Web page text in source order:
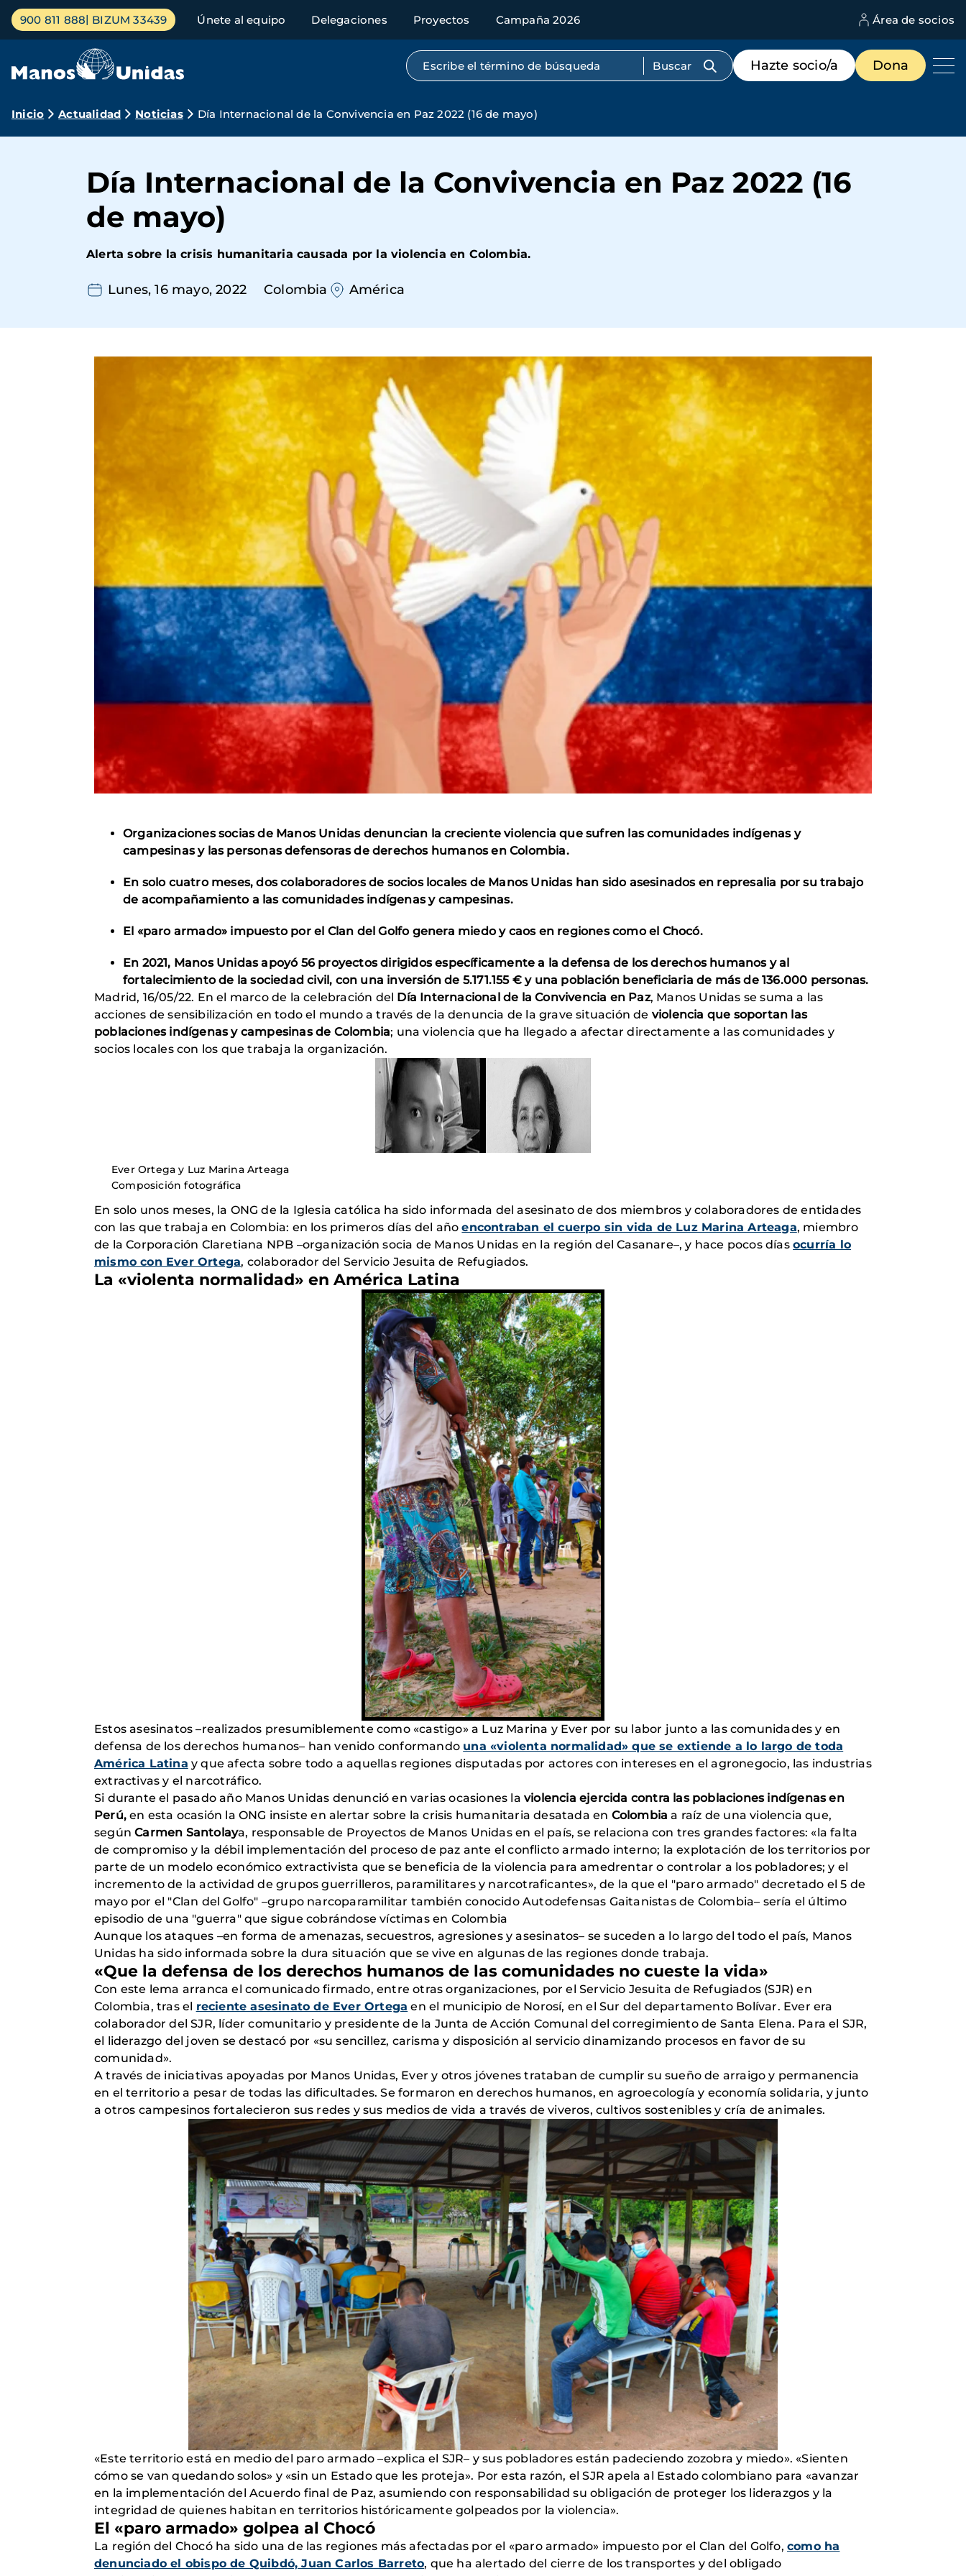
Pasar
contenido
Menú
principal
900 811 888 BIZUM 33439 Únete al equipo Delegaciones Proyectos Campaña 2026 Área de socios
Búsqueda por texto completo
Menú
de
destacados
Hazte socio/a Dona
Ruta
navegación
Inicio Actualidad Noticias Día Internacional de la Convivencia en Paz 2022 (16 de mayo)
Día Internacional de la Convivencia en Paz 2022 (16
de mayo)
Alerta sobre la crisis humanitaria causada por la violencia en Colombia.
Lunes, 16 mayo, 2022 Colombia América
Organizaciones socias de Manos Unidas denuncian la creciente violencia que sufren las comunidades indígenas y
campesinas y las personas defensoras de derechos humanos en Colombia.
En solo cuatro meses, dos colaboradores de socios locales de Manos Unidas han sido asesinados en represalia por su trabajo
de acompañamiento a las comunidades indígenas y campesinas.
El «paro armado» impuesto por el Clan del Golfo genera miedo y caos en regiones como el Chocó.
En 2021, Manos Unidas apoyó 56 proyectos dirigidos específicamente a la defensa de los derechos humanos y al
fortalecimiento de la sociedad civil, con una inversión de 5.171.155 € y una población beneficiaria de más de 136.000 personas.
Madrid, 16/05/22. En el marco de la celebración del Día Internacional de la Convivencia en Paz, Manos Unidas se suma a las
acciones de sensibilización en todo el mundo a través de la denuncia de la grave situación de violencia que soportan las
poblaciones indígenas y campesinas de Colombia; una violencia que ha llegado a afectar directamente a las comunidades y
socios locales con los que trabaja la organización.
Ever Ortega y Luz Marina Arteaga
Composición fotográfica
En solo unos meses, la ONG de la Iglesia católica ha sido informada del asesinato de dos miembros y colaboradores de entidades
con las que trabaja en Colombia: en los primeros días del añoencontraban el cuerpo sin vida de Luz Marina Arteaga, miembro
de la Corporación Claretiana NPB –organización socia de Manos Unidas en la región del Casanare–, y hace pocos díasocurría lo
mismo con Ever Ortega, colaborador del Servicio Jesuita de Refugiados.
La «violenta normalidad» en América Latina
Estos asesinatos –realizados presumiblemente como «castigo» a Luz Marina y Ever por su labor junto a las comunidades y en
defensa de los derechos humanos– han venido conformando una «violenta normalidad» que se extiende a lo largo de toda
América Latina y que afecta sobre todo a aquellas regiones disputadas por actores con intereses en el agronegocio, las industrias
extractivas y el narcotráfico.
Si durante el pasado año Manos Unidas denunció en varias ocasiones la violencia ejercida contra las poblaciones indígenas en
Perú, en esta ocasión la ONG insiste en alertar sobre la crisis humanitaria desatada en Colombiaa raíz de una violencia que,
segúnCarmen Santolaya, responsable de Proyectos de Manos Unidas en el país, se relaciona con tres grandes factores: «la falta
de compromiso y la débil implementación del proceso de paz ante el conflicto armado interno; la explotación de los territorios por
parte de un modelo económico extractivista que se beneficia de la violencia para amedrentar o controlar a los pobladores; y el
incremento de la actividad de grupos guerrilleros, paramilitares y narcotraficantes», de la que el "paro armado" decretado el 5 de
mayo por el "Clan del Golfo" –grupo narcoparamilitar también conocido Autodefensas Gaitanistas de Colombia– sería el último
episodio de una "guerra" que sigue cobrándose víctimas en Colombia
Aunque los ataques –en forma de amenazas, secuestros, agresiones y asesinatos– se suceden a lo largo del todo el país, Manos
Unidas ha sido informada sobre la dura situación que se vive en algunas de las regiones donde trabaja.
«Que la defensa de los derechos humanos de las comunidades no cueste la vida»
Con este lema arranca el comunicado firmado, entre otras organizaciones, por el Servicio Jesuita de Refugiados (SJR) en
Colombia, tras el reciente asesinato de Ever Ortega en el municipio de Norosí, en el Sur del departamento Bolívar. Ever era
colaborador del SJR, líder comunitario y presidente de la Junta de Acción Comunal del corregimiento de Santa Elena. Para el SJR,
el liderazgo del joven se destacó por «su sencillez, carisma y disposición al servicio dinamizando procesos en favor de su
comunidad».
A través de iniciativas apoyadas por Manos Unidas, Ever y otros jóvenes trataban de cumplir su sueño de arraigo y permanencia
en el territorio a pesar de todas las dificultades. Se formaron en derechos humanos, en agroecología y economía solidaria, y junto
a otros campesinos fortalecieron sus redes y sus medios de vida a través de viveros, cultivos sostenibles y cría de animales.
«Este territorio está en medio del paro armado –explica el SJR– y sus pobladores están padeciendo zozobra y miedo». «Sienten
cómo se van quedando solos» y «sin un Estado que les proteja». Por esta razón, el SJR apela al Estado colombiano para «avanzar
en la implementación del Acuerdo final de Paz, asumiendo con responsabilidad su obligación de proteger los liderazgos y la
integridad de quienes habitan en territorios históricamente golpeados por la violencia».
El «paro armado» golpea al Chocó
La región del Chocó ha sido una de las regiones más afectadas por el «paro armado» impuesto por el Clan del Golfo, como ha
denunciado el obispo de Quibdó, Juan Carlos Barreto, que ha alertado del cierre de los transportes y del obligado